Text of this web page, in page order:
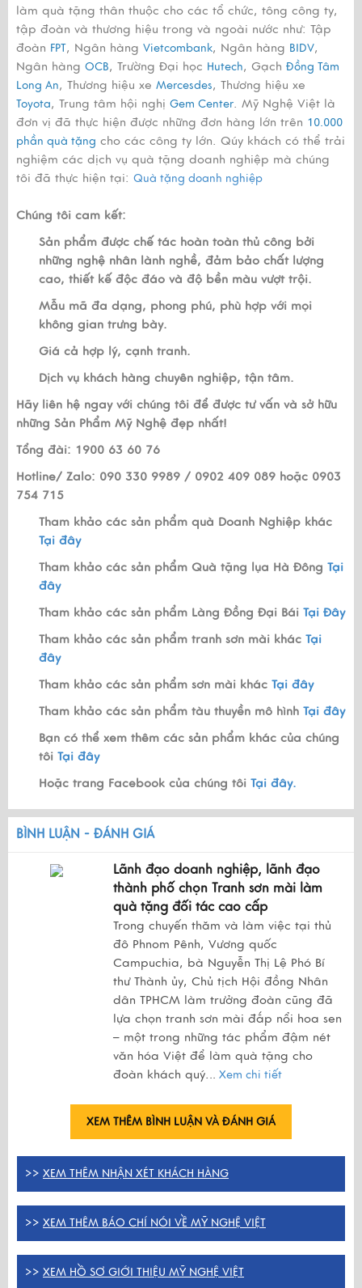
làm quà tặng thân thuộc cho các tổ chức, tông công ty,
tập đoàn và thương hiệu trong và ngoài nước như: Tập
đoàn FPT, Ngân hàng Vietcombank, Ngân hàng BIDV,
Ngân hàng OCB, Trường Đại học Hutech, Gạch Đồng Tâm
Long An, Thương hiệu xe Mercesdes, Thương hiệu xe
Toyota, Trung tâm hội nghị Gem Center. Mỹ Nghệ Việt là
đơn vị đã thực hiện được những đơn hàng lớn trên 10.000
phần quà tặng cho các công ty lớn. Qúy khách có thể trải
nghiệm các dịch vụ quà tặng doanh nghiệp mà chúng
tôi đã thực hiện tại: Quà tặng doanh nghiệp
Chúng tôi cam kết:
Sản phẩm được chế tác hoàn toàn thủ công bởi
những nghệ nhân lành nghề, đảm bảo chất lượng
cao, thiết kế độc đáo và độ bền màu vượt trội.
Mẫu mã đa dạng, phong phú, phù hợp với mọi
không gian trưng bày.
Giá cả hợp lý, cạnh tranh.
Dịch vụ khách hàng chuyên nghiệp, tận tâm.
Hãy liên hệ ngay với chúng tôi để được tư vấn và sở hữu
những Sản Phẩm Mỹ Nghệ đẹp nhất!
Tổng đài: 1900 63 60 76
Hotline/ Zalo: 090 330 9989 / 0902 409 089 hoặc 0903
754 715
Tham khảo các sản phẩm quà Doanh Nghiệp khác
Tại đây
Tham khảo các sản phẩm Quà tặng lụa Hà Đông Tại
đây
Tham khảo các sản phẩm Làng Đồng Đại Bái Tại Đây
Tham khảo các sản phẩm tranh sơn mài khác Tại
đây
Tham khảo các sản phẩm sơn mài khác Tại đây
Tham khảo các sản phẩm tàu thuyền mô hình Tại đây
Bạn có thể xem thêm các sản phẩm khác của chúng
tôi Tại đây
Hoặc trang Facebook của chúng tôi Tại đây.
BÌNH LUẬN - ĐÁNH GIÁ
Lãnh đạo doanh nghiệp, lãnh đạo
thành phố chọn Tranh sơn mài làm
quà tặng đối tác cao cấp
Trong chuyến thăm và làm việc tại thủ
đô Phnom Pênh, Vương quốc
Campuchia, bà Nguyễn Thị Lệ Phó Bí
thư Thành ủy, Chủ tịch Hội đồng Nhân
dân TPHCM làm trưởng đoàn cũng đã
lựa chọn tranh sơn mài đắp nổi hoa sen
– một trong những tác phẩm đậm nét
văn hóa Việt để làm quà tặng cho
đoàn khách quý... Xem chi tiết
XEM THÊM BÌNH LUẬN VÀ ĐÁNH GIÁ
>> XEM THÊM NHẬN XÉT KHÁCH HÀNG
>> XEM THÊM BÁO CHÍ NÓI VỀ MỸ NGHỆ VIỆT
>> XEM HỒ SƠ GIỚI THIỆU MỸ NGHỆ VIỆT